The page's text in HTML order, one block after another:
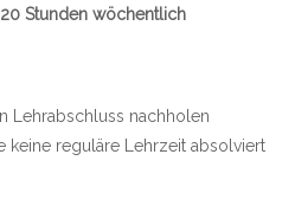
Stunden wöchentlich
Lehrabschluss nachholen
keine reguläre Lehrzeit absolviert